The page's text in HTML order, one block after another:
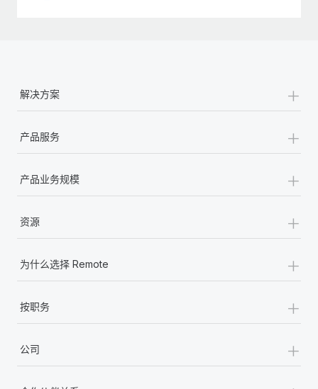
解决方案 +
产品服务 +
产品业务规模 +
资源 +
为什么选择 Remote +
按职务 +
公司 +